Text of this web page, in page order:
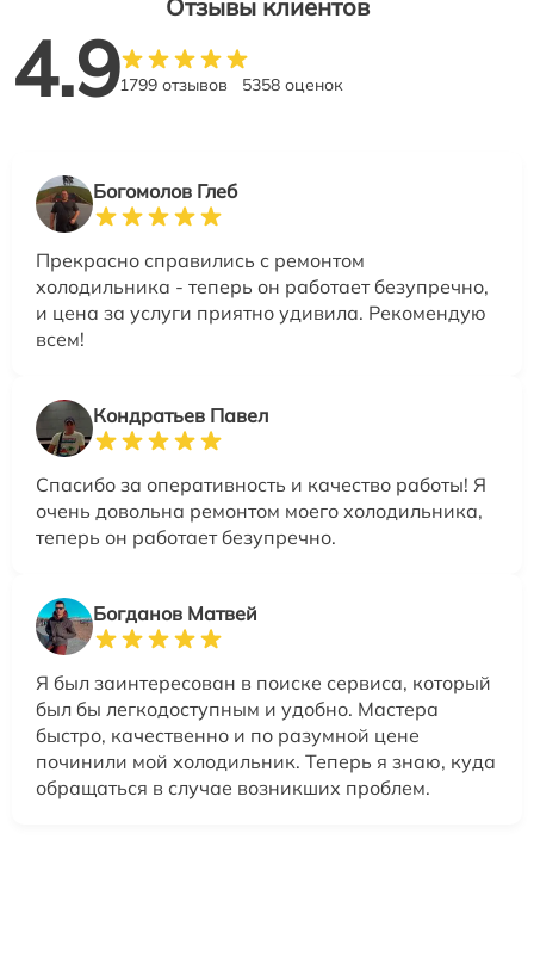
Отзывы клиентов
4.91799 отзывов 5358 оценок
Богомолов Глеб
Прекрасно справились с ремонтом
холодильника - теперь он работает безупречно,
и цена за услуги приятно удивила. Рекомендую
всем!
Кондратьев Павел
Спасибо за оперативность и качество работы! Я
очень довольна ремонтом моего холодильника,
теперь он работает безупречно.
Богданов Матвей
Я был заинтересован в поиске сервиса, который
был бы легкодоступным и удобно. Мастера
быстро, качественно и по разумной цене
починили мой холодильник. Теперь я знаю, куда
обращаться в случае возникших проблем.